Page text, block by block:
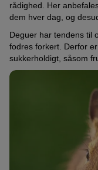
rådighed. Her
dem hver dag, og
Deguer har tendens til
fodres forkert. Derfor
sukkerholdigt, såsom